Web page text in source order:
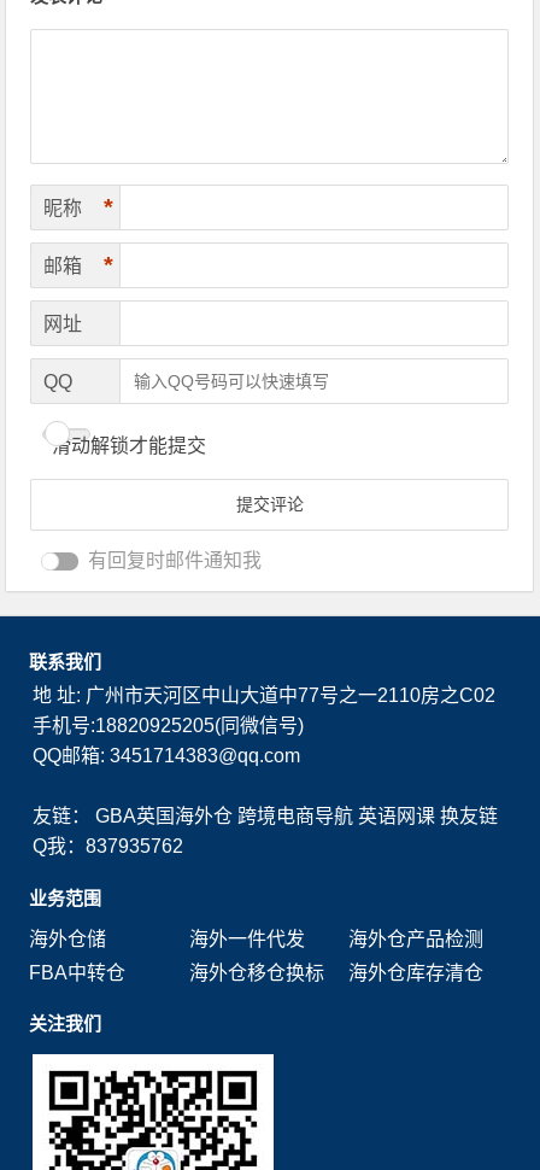
昵称 *
邮箱 *
网址
QQ
滑动解锁才能提交
有回复时邮件通知我
联系我们
地 址: 广州市天河区中山大道中77号之一2110房之C02
手机号:18820925205(同微信号)
QQ邮箱: 3451714383@qq.com
友链：GBA英国海外仓 跨境电商导航 英语网课 换友链
Q我：837935762
业务范围
海外仓储
海外一件代发
海外仓产品检测
FBA中转仓
海外仓移仓换标 海外仓库存清仓
关注我们